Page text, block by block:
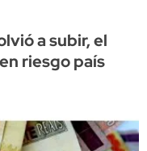
a subir, el
riesgo país